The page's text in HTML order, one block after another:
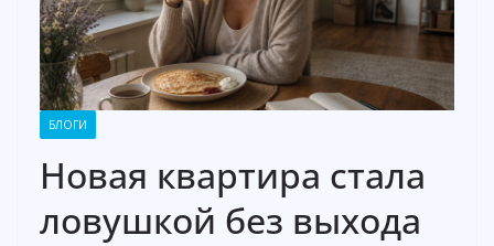
БЛОГИ
Новая квартира стала
ловушкой без выхода